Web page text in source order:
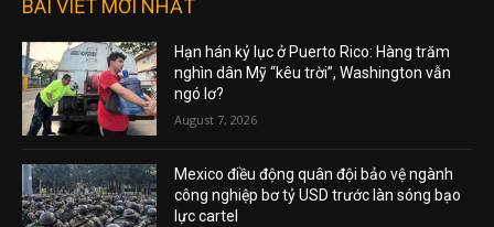
BÀI VIẾT MỚI NHẤT
Hạn hán kỷ lục ở Puerto Rico: Hàng trăm
nghìn dân Mỹ “kêu trời”, Washington vẫn
ngó lơ?
August 7, 2026
Mexico điều động quân đội bảo vệ ngành
công nghiệp bơ tỷ USD trước làn sóng bạo
lực cartel